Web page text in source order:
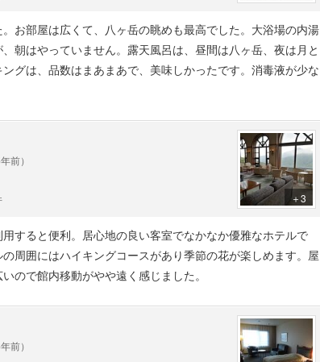
お部屋は広くて、八ヶ岳の眺めも最高でした。大浴場の内湯
朝はやっていません。露天風呂は、昼間は八ヶ岳、夜は月と
グは、品数はまあまあで、美味しかったです。消毒液が少な
前）
＋3
すると便利。居心地の良い客室でなかなか優雅なホテルで
周囲にはハイキングコースがあり季節の花が楽しめます。屋
ので館内移動がやや遠く感じました。
前）